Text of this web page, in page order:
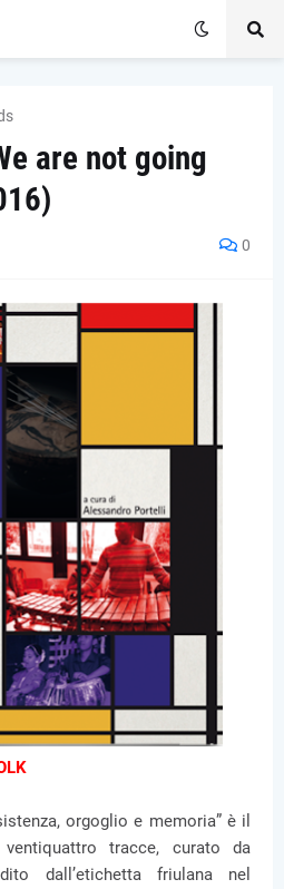
are not going
0
orgoglio e memoria” è il
tracce, curato da
dall’etichetta friulana nel